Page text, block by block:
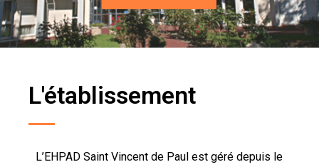
L'établissement
L’EHPAD Saint Vincent de Paul est géré depuis le